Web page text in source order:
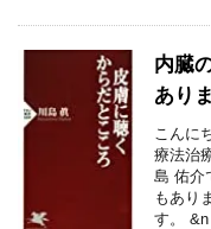
内臓
あり
こんに
療法治
島 佑介
もあり
す。 &n